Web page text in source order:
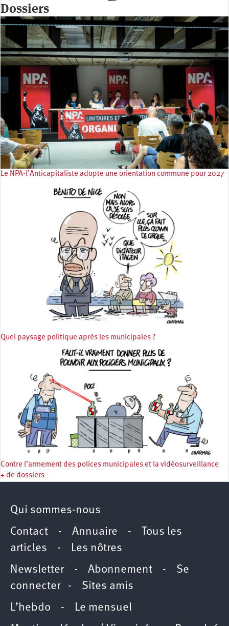
Dossiers
Le NPA-l’Anticapitaliste adopte une orientation commune pour 2027
Quel paysage politique après les municipales ?
Contre l’armement des polices municipales et la vidéosurveillance
+ de dossiers
Qui sommes-nous
Contact - Annuaire -
Tous les
articles - Les nôtres
Newsletter- Abonnement - Se
connecter- Sites amis
L’hebdo - Le mensuel